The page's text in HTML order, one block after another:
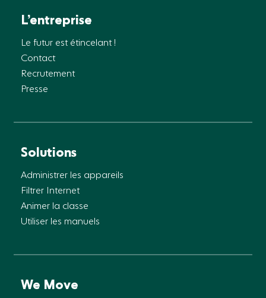
L’entreprise
Le futur est étincelant !
Contact
Recrutement
Presse
Solutions
Administrer les appareils
Filtrer Internet
Animer la classe
Utiliser les manuels
We Move